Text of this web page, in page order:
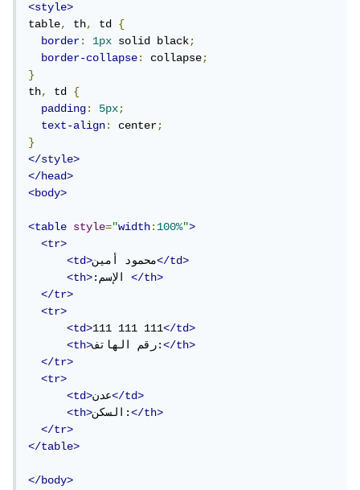
<style>
table, th, td {
border: 1px solid black;
border-collapse: collapse;
}
th, td {
padding: 5px;
text-align: center;
}
</style>
</head>
<body>
<table style="width:100%">
<tr>
<td>محمود أمين</td>
<th>
:الإسم </th>
</tr>
<tr>
<td>111 111 111</td>
<th>
رقم الهاتف:</th>
</tr>
<tr>
<td>عدن</td>
<th>
السكن:</th>
</tr>
</table>
</body>